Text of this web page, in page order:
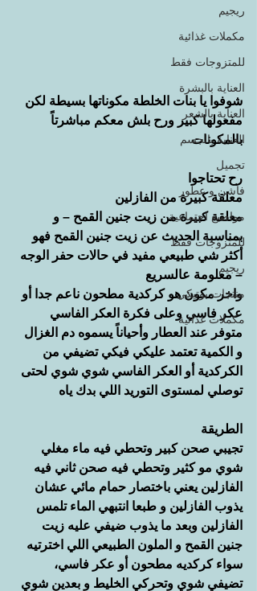
ريجيم
مكملات غذائية
للمتزوجات فقط
العناية بالبشرة
العناية بالشعر
العناية بالجسم
تجميل
فاشن و عطور
مواضيع اجتماعية
للمتزوجات فقط
ريجيم
منتجات بوتيكي
مكملات غذائية
شوفوا يا بنات الخلطة مكوناتها بسيطة لكن
مفعولها كبير ورح بلش معكم مباشرتاً
بالمكونات
رح تحتاجوا
معلقة كبيرة من الفازلين
معلقة كبيرة من زيت جنين القمح – و
بمناسبة الحديث عن زيت جنين القمح فهو
أكثر شي طبيعي مفيد في حالات حفر الوجه
– معلومة عالسريع
واخر مكون هو كركدية مطحون ناعم جدا أو
عكر فاسي وعلى فكرة العكر الفاسي
متوفر عند العطار وأحياناً يسموه دم الغزال
و الكمية تعتمد عليكي فيكي تضيفي من
الكركدية أو العكر الفاسي شوي شوي لحتى
توصلي لمستوى التوريد اللي بدك ياه
الطريقة
تجيبي صحن كبير وتحطي فيه ماء مغلي
شوي مو كثير وتحطي فيه صحن ثاني فيه
الفازلين يعني باختصار حمام مائي عشان
يذوب الفازلين و طبعا انتبهي الماء تلمس
الفازلين وبعد ما يذوب ضيفي عليه زيت
جنين القمح و الملون الطبيعي اللي اخترتيه
سواء كركديه مطحون أو عكر فاسي،
تضيفي شوي وتحركي الخليط و بعدين شوي